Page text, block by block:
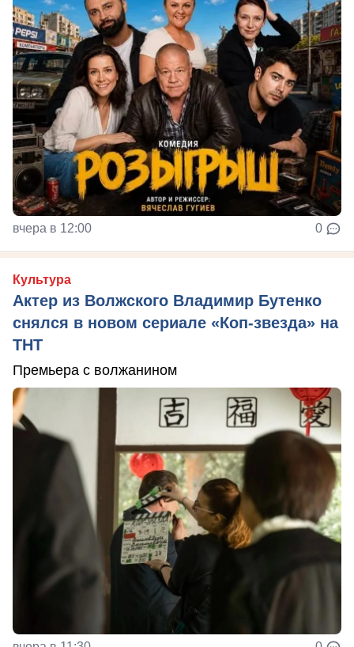
вчера в 12:00 0
Культура
Актер из Волжского Владимир Бутенко
снялся в новом сериале «Коп-звезда» на
ТНТ
Премьера с волжанином